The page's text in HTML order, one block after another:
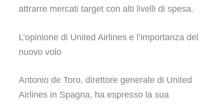
attrarre mercati target con alti livelli di spesa.
L’opinione di United Airlines e l’importanza del
nuovo volo
Antonio de Toro, direttore generale di United
Airlines in Spagna, ha espresso la sua